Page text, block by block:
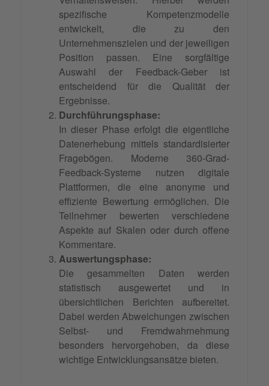
spezifische Kompetenzmodelle
entwickelt, die zu den
Unternehmenszielen und der jeweiligen
Position passen. Eine sorgfältige
Auswahl der Feedback-Geber ist
entscheidend für die Qualität der
Ergebnisse.
Durchführungsphase:
In dieser Phase erfolgt die eigentliche
Datenerhebung mittels standardisierter
Fragebögen. Moderne 360-Grad-
Feedback-Systeme nutzen digitale
Plattformen, die eine anonyme und
effiziente Bewertung ermöglichen. Die
Teilnehmer bewerten verschiedene
Aspekte auf Skalen oder durch offene
Kommentare.
Auswertungsphase:
Die gesammelten Daten werden
statistisch ausgewertet und in
übersichtlichen Berichten aufbereitet.
Dabei werden Abweichungen zwischen
Selbst- und Fremdwahrnehmung
besonders hervorgehoben, da diese
wichtige Entwicklungsansätze bieten.